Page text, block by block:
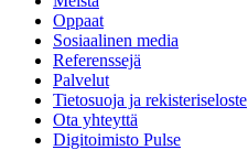
Oppaat
Sosiaalinen media
Referenssejä
Palvelut
Tietosuoja ja rekisteriseloste
Ota yhteyttä
Digitoimisto Pulse